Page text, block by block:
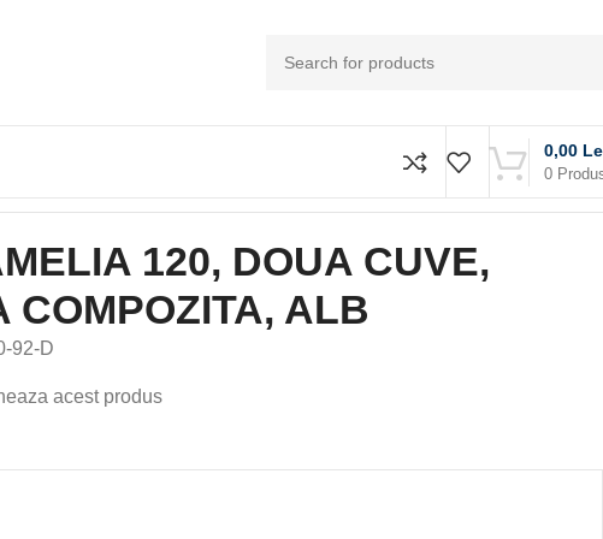
0
0,00
120, DOUA CUVE,
COMPOZITA, ALB
92-D
acest produs